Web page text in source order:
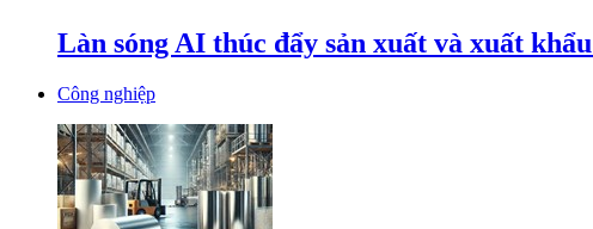
Làn sóng AI thúc đẩy sản xuất và xuất
Công nghiệp